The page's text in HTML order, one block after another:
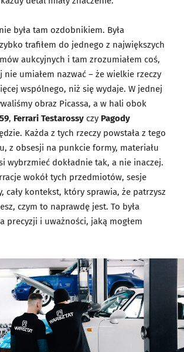
była tam ozdobnikiem. Była
trafiłem do jednego z największych
aukcyjnych i tam zrozumiałem coś,
nie umiałem nazwać – że wielkie rzeczy
wspólnego, niż się wydaje. W jednej
obraz Picassa, a w hali obok
, Ferrari Testarossy czy Pagody
Każda z tych rzeczy powstała z tego
z obsesji na punkcie formy, materiału
wybrzmieć dokładnie tak, a nie inaczej.
wokół tych przedmiotów, sesje
cały kontekst, który sprawia, że patrzysz
czym to naprawdę jest. To była
precyzji i uważności, jaką mogłem